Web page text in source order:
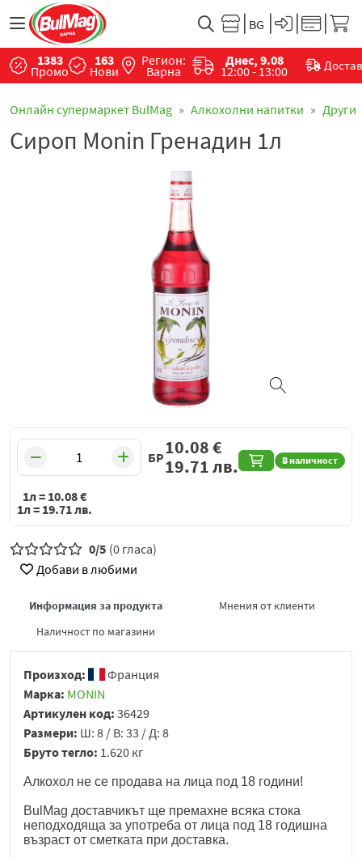
1383
Промо
163
Нови
Регион:
Варна
Днес, 9.08
12:00 - 13:00
Онлайн супермаркет BulMag Алкохолни напитки Други
Сироп Monin Гренадин 1л
БР В наличност
10.08€
19.71лв.
1л = 10.08€
1л = 19.71лв.
0/5 (0 гласа)
Добави в любими
Информация за продукта
Мнения от клиенти
Наличност по магазини
Произход:
Франция
Марка: MONIN
Артикулен код: 36429
Размери: Ш: 8 / В: 33 / Д: 8
Бруто тегло: 1.620 кг
Алкохол не се продава на лица под 18 години!
BulMag доставчикът ще премахне всяка стока
неподходяща за употреба от лица под 18 годишна
възраст от сметката при доставка.